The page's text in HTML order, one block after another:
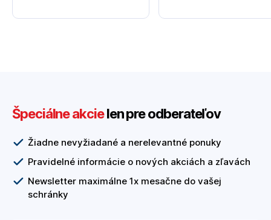
Špeciálne akcielen pre odberateľov
Žiadne nevyžiadané a nerelevantné ponuky
Pravidelné informácie o nových akciách a zľavách
Newsletter maximálne 1x mesačne do vašej
schránky